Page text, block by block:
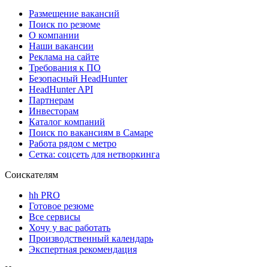
Размещение вакансий
Поиск по резюме
О компании
Наши вакансии
Реклама на сайте
Требования к ПО
Безопасный HeadHunter
HeadHunter API
Партнерам
Инвесторам
Каталог компаний
Поиск по вакансиям в Самаре
Работа рядом с метро
Сетка: соцсеть для нетворкинга
Соискателям
hh PRO
Готовое резюме
Все сервисы
Хочу у вас работать
Производственный календарь
Экспертная рекомендация